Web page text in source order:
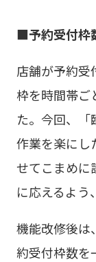
■予約受付枠
店舗が予約受
枠を時間帯ご
た。今回、「
作業を楽にし
せてこまめに
に応えるよう
機能改修後は
約受付枠数を